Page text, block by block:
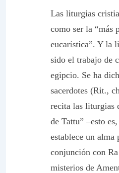
Las liturgias
como ser la “más
eucarística”. Y la
sido el trabajo de
egipcio. Se ha
sacerdotes (Rit.,
recita las liturgias
de Tattu” –esto
establece un alma
conjunción con
misterios de